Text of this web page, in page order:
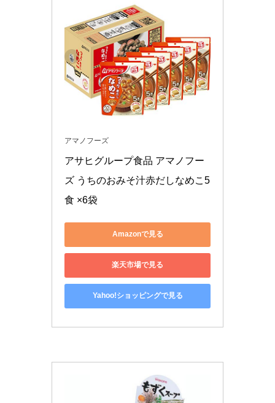
アマノフーズ
アサヒグループ食品 アマノフー
ズ うちのおみそ汁赤だしなめこ5
食 ×6袋
Amazonで見る
楽天市場で見る
Yahoo!ショッピングで見る